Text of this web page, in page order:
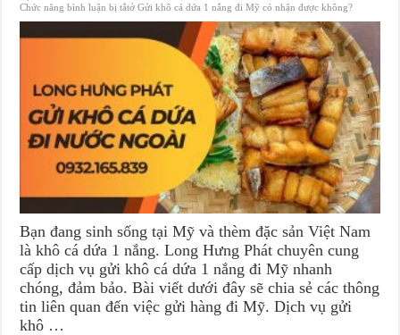
Chức năng bình luận bị tắtở Gửi khô cá dứa 1 nắng đi Mỹ có nhận được không?
Bạn đang sinh sống tại Mỹ và thèm đặc sản Việt Nam
là khô cá dứa 1 nắng. Long Hưng Phát chuyên cung
cấp dịch vụ gửi khô cá dứa 1 nắng đi Mỹ nhanh
chóng, đảm bảo. Bài viết dưới đây sẽ chia sẻ các thông
tin liên quan đến việc gửi hàng đi Mỹ. Dịch vụ gửi
khô …